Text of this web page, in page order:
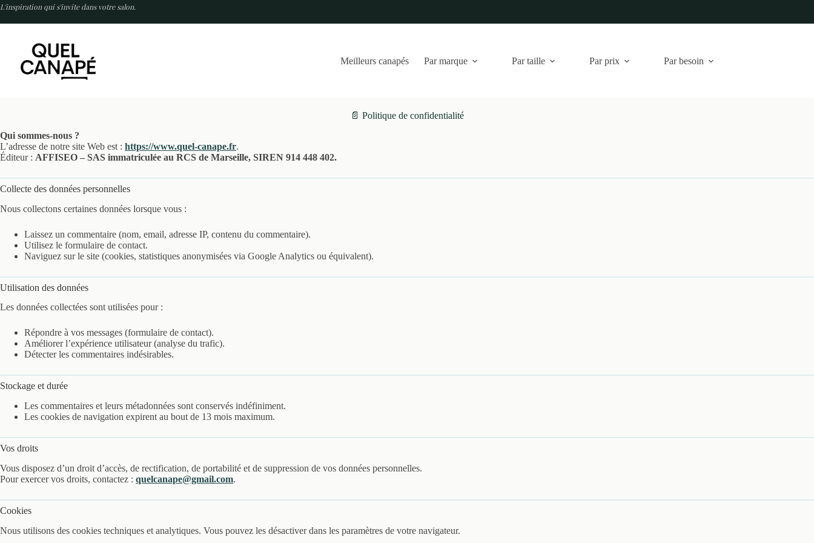
Passer
contenu
L'inspiration qui s'invite dans votre salon.
Meilleurs canapés Par marque Par taille Par prix Par besoin
📄 Politique de confidentialité
Qui sommes-nous ?
L’adresse de notre site Web est : https://www.quel-canape.fr.
Éditeur : AFFISEO – SAS immatriculée au RCS de Marseille, SIREN 914 448 402.
Collecte des données personnelles
Nous collectons certaines données lorsque vous :
Laissez un commentaire (nom, email, adresse IP, contenu du commentaire).
Utilisez le formulaire de contact.
Naviguez sur le site (cookies, statistiques anonymisées via Google Analytics ou équivalent).
Utilisation des données
Les données collectées sont utilisées pour :
Répondre à vos messages (formulaire de contact).
Améliorer l’expérience utilisateur (analyse du trafic).
Détecter les commentaires indésirables.
Stockage et durée
Les commentaires et leurs métadonnées sont conservés indéfiniment.
Les cookies de navigation expirent au bout de 13 mois maximum.
Vos droits
Vous disposez d’un droit d’accès, de rectification, de portabilité et de suppression de vos données personnelles.
Pour exercer vos droits, contactez : quelcanape@gmail.com.
Cookies
Nous utilisons des cookies techniques et analytiques. Vous pouvez les désactiver dans les paramètres de votre navigateur.